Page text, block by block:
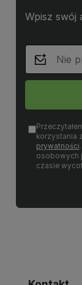
Wpisz swój
korzystania
prywatności
osobowych
czasie